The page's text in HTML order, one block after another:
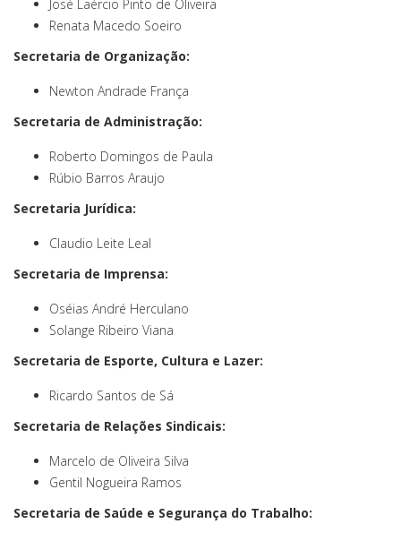
José Laércio Pinto de Oliveira
Renata Macedo Soeiro
Secretaria de Organização:
Newton Andrade França
Secretaria de Administração:
Roberto Domingos de Paula
Rúbio Barros Araujo
Secretaria Jurídica:
Claudio Leite Leal
Secretaria de Imprensa:
Oséias André Herculano
Solange Ribeiro Viana
Secretaria de Esporte, Cultura e Lazer:
Ricardo Santos de Sá
Secretaria de Relações Sindicais:
Marcelo de Oliveira Silva
Gentil Nogueira Ramos
Secretaria de Saúde e Segurança do Trabalho: